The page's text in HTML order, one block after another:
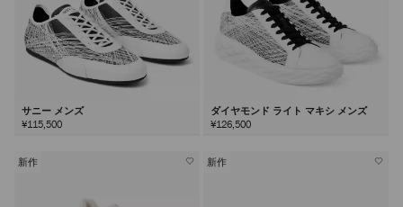
サニー メンズ
¥115,500
ダイヤモンド ライト マキシ メンズ
¥126,500
新作 新作